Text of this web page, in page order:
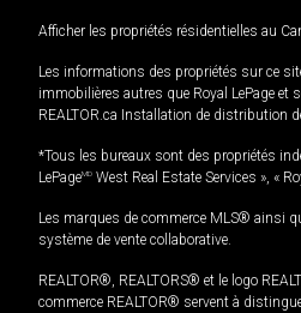
Afficher les propriétés résidentielles au
Les informations des propriétés sur ce
immobilières autres que Royal LePage
REALTOR.ca Installation de distribution
*Tous les bureaux sont des propriétés
LePageMD West Real Estate Services », «
Les marques de commerce MLS® ainsi
système de vente collaborative.
REALTOR®, REALTORS® et le logo
commerce REALTOR® servent à